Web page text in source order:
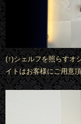
(↑)シェルフを照らすオ
イトはお客様にご用意